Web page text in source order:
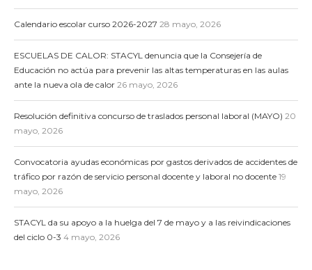
Calendario escolar curso 2026-2027 28 mayo, 2026
ESCUELAS DE CALOR: STACYL denuncia que la Consejería de
Educación no actúa para prevenir las altas temperaturas en las aulas
ante la nueva ola de calor 26 mayo, 2026
Resolución definitiva concurso de traslados personal laboral (MAYO) 20
mayo, 2026
Convocatoria ayudas económicas por gastos derivados de accidentes de
tráfico por razón de servicio personal docente y laboral no docente 19
mayo, 2026
STACYL da su apoyo a la huelga del 7 de mayo y a las reivindicaciones
del ciclo 0-3 4 mayo, 2026